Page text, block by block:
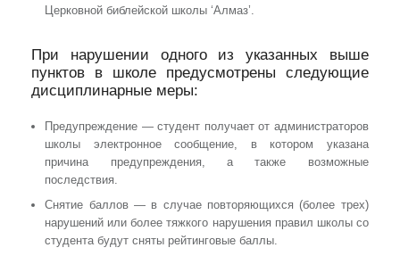
Церковной библейской школы ‘Алмаз’.
При нарушении одного из указанных выше
пунктов в школе предусмотрены следующие
дисциплинарные меры:
Предупреждение — студент получает от администраторов
школы электронное сообщение, в котором указана
причина предупреждения, а также возможные
последствия.
Снятие баллов — в случае повторяющихся (более трех)
нарушений или более тяжкого нарушения правил школы со
студента будут сняты рейтинговые баллы.